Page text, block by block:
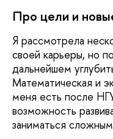
Про цели и
Я рассмотрела
своей карьеры, но
дальнейшем
Математическая и
меня есть после
возможность
заниматься